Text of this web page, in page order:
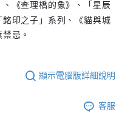
《查理橋的象》、「星辰
印之子」系列、《貓與城
忌。
顯示電腦版詳細說明
客服